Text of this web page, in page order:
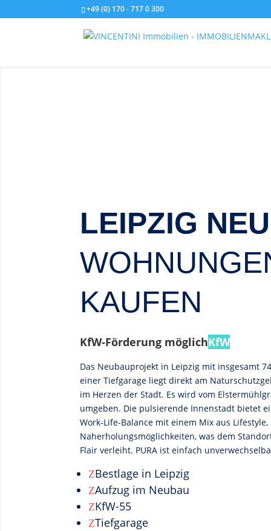
+49 (0) 170 - 717 0 300
LEIPZIG
KAUFEN
KfW-Förderung möglichKfW
Das Neubauprojekt in Leipzig mit insgesamt
einer Tiefgarage liegt direkt am
im Herzen der Stadt. Es wird vom
umgeben. Die pulsierende Innenstadt bietet
Work-Life-Balance mit einem Mix aus
Naherholungsmöglichkeiten, was dem
Flair verleiht. PURA ist einfach
ZBestlage in Leipzig
ZAufzug im Neubau
ZKfW-55
ZTiefgarage